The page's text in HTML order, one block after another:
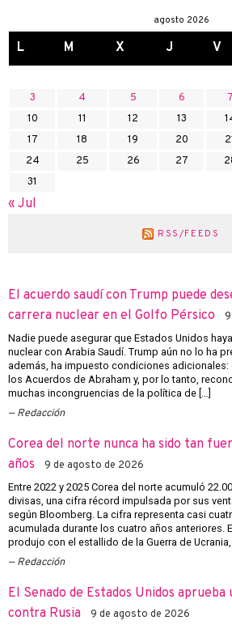
agosto 2026
L M X J V
3
4 5 6 7
10
11 12 13
17
18 19 20
24
25 26 27
31
« Jul
RSS/FEEDS
El acuerdo saudí con Trump puede
carrera nuclear en el Golfo Pérsico
Nadie puede asegurar que Estados Unidos
nuclear con Arabia Saudí. Trump aún no lo ha
además, ha impuesto condiciones adicionales:
los Acuerdos de Abraham y, por lo tanto,
muchas incongruencias de la política de […]
Redacción
Corea del norte nunca ha sido tan
años
9 de agosto de 2026
Entre 2022 y 2025 Corea del norte acumuló
divisas, una cifra récord impulsada por sus
según Bloomberg. La cifra representa casi
acumulada durante los cuatro años anteriores.
produjo con el estallido de la Guerra de Ucrania,
Redacción
El Senado de Estados Unidos aprueba
contra Rusia
9 de agosto de 2026